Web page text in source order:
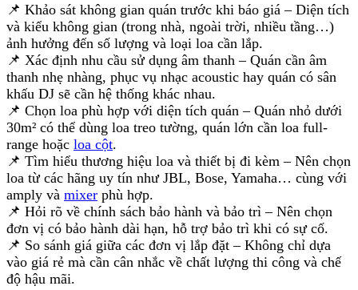
📌 Khảo sát không gian quán trước khi báo giá – Diện tích
và kiểu không gian (trong nhà, ngoài trời, nhiều tầng…)
ảnh hưởng đến số lượng và loại loa cần lắp.
📌 Xác định nhu cầu sử dụng âm thanh – Quán cần âm
thanh nhẹ nhàng, phục vụ nhạc acoustic hay quán có sân
khấu DJ sẽ cần hệ thống khác nhau.
📌 Chọn loa phù hợp với diện tích quán – Quán nhỏ dưới
30m² có thể dùng loa treo tường, quán lớn cần loa full-
range hoặc loa cột.
📌 Tìm hiểu thương hiệu loa và thiết bị đi kèm – Nên chọn
loa từ các hãng uy tín như JBL, Bose, Yamaha… cùng với
amply và mixer phù hợp.
📌 Hỏi rõ về chính sách bảo hành và bảo trì – Nên chọn
đơn vị có bảo hành dài hạn, hỗ trợ bảo trì khi có sự cố.
📌 So sánh giá giữa các đơn vị lắp đặt – Không chỉ dựa
vào giá rẻ mà cần cân nhắc về chất lượng thi công và chế
độ hậu mãi.